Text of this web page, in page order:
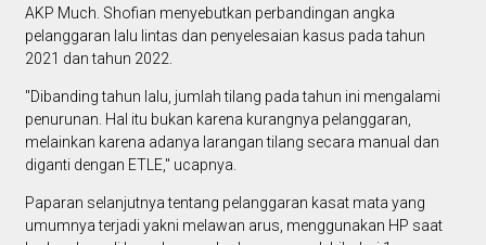
AKP Much. Shofian menyebutkan perbandingan angka
pelanggaran lalu lintas dan penyelesaian kasus pada tahun
2021 dan tahun 2022.
"Dibanding tahun lalu, jumlah tilang pada tahun ini mengalami
penurunan. Hal itu bukan karena kurangnya pelanggaran,
melainkan karena adanya larangan tilang secara manual dan
diganti dengan ETLE," ucapnya.
Paparan selanjutnya tentang pelanggaran kasat mata yang
umumnya terjadi yakni melawan arus, menggunakan HP saat